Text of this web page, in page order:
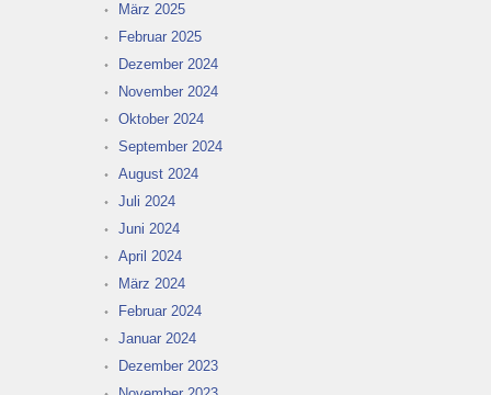
März 2025
Februar 2025
Dezember 2024
November 2024
Oktober 2024
September 2024
August 2024
Juli 2024
Juni 2024
April 2024
März 2024
Februar 2024
Januar 2024
Dezember 2023